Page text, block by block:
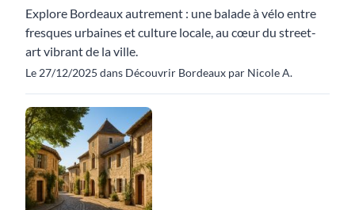
Explore Bordeaux autrement : une balade à vélo entre
fresques urbaines et culture locale, au cœur du street-
art vibrant de la ville.
Le 27/12/2025 dans Découvrir Bordeaux par Nicole A.